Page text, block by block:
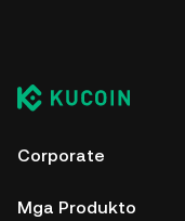
Corporate
Mga Produkto